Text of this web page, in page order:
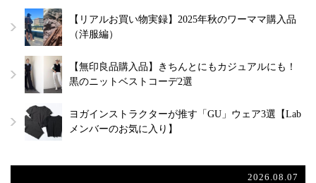
【リアルお買い物実録】2025年秋のワーママ購入品
（洋服編）
【無印良品購入品】きちんとにもカジュアルにも！
黒のニットベストコーデ2選
ヨガインストラクターが推す「GU」ウェア3選【Lab
メンバーのお気に入り】
2026.08.07